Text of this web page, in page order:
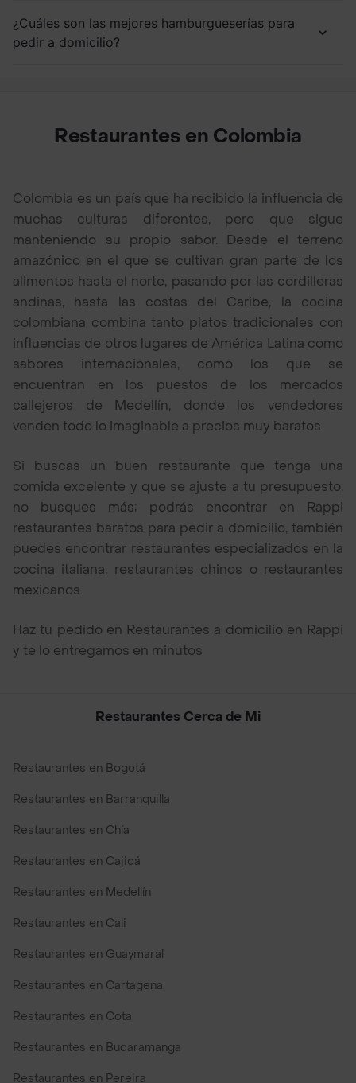
¿Cuáles son las mejores hamburgueserías para
pedir a domicilio?
Restaurantes en Colombia
Colombia es un país que ha recibido la influencia de
muchas culturas diferentes, pero que sigue
manteniendo su propio sabor. Desde el terreno
amazónico en el que se cultivan gran parte de los
alimentos hasta el norte, pasando por las cordilleras
andinas, hasta las costas del Caribe, la cocina
colombiana combina tanto platos tradicionales con
influencias de otros lugares de América Latina como
sabores internacionales, como los que se
encuentran en los puestos de los mercados
callejeros de Medellín, donde los vendedores
venden todo lo imaginable a precios muy baratos.
Si buscas un buen restaurante que tenga una
comida excelente y que se ajuste a tu presupuesto,
no busques más; podrás encontrar en Rappi
restaurantes baratos para pedir a domicilio, también
puedes encontrar restaurantes especializados en la
cocina italiana, restaurantes chinos o restaurantes
mexicanos.
Haz tu pedido en Restaurantes a domicilio en Rappi
y te lo entregamos en minutos
Restaurantes Cerca de Mi
Restaurantes en Bogotá
Restaurantes en Barranquilla
Restaurantes en Chía
Restaurantes en Cajicá
Restaurantes en Medellín
Restaurantes en Cali
Restaurantes en Guaymaral
Restaurantes en Cartagena
Restaurantes en Cota
Restaurantes en Bucaramanga
Restaurantes en Pereira